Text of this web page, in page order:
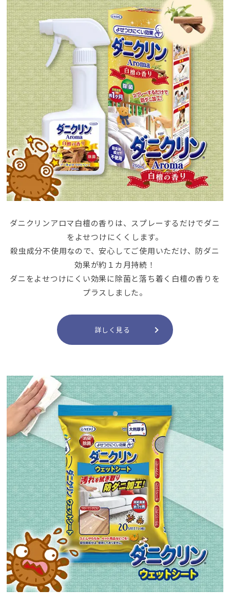
ダニクリンアロマ白檀の香りは、スプレーするだけでダニ
をよせつけにくくします。
殺虫成分不使用なので、安心してご使用いただけ、防ダニ
効果が約１カ月持続！
ダニをよせつけにくい効果に除菌と落ち着く白檀の香りを
プラスしました。
詳しく見る